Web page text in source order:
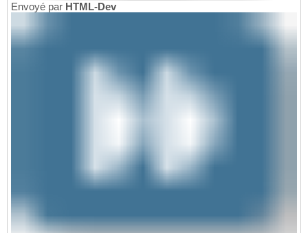
Envoyé par HTML-Dev